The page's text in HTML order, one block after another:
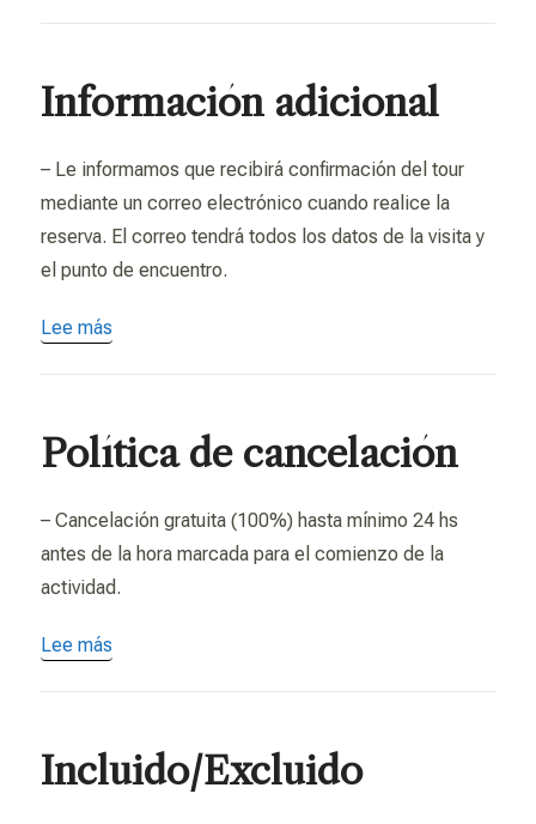
Información adicional
– Le informamos que recibirá confirmación del tour
mediante un correo electrónico cuando realice la
reserva. El correo tendrá todos los datos de la visita y
el punto de encuentro.
Lee más
Política de cancelación
– Cancelación gratuita (100%) hasta mínimo 24 hs
antes de la hora marcada para el comienzo de la
actividad.
Lee más
Incluido/Excluido